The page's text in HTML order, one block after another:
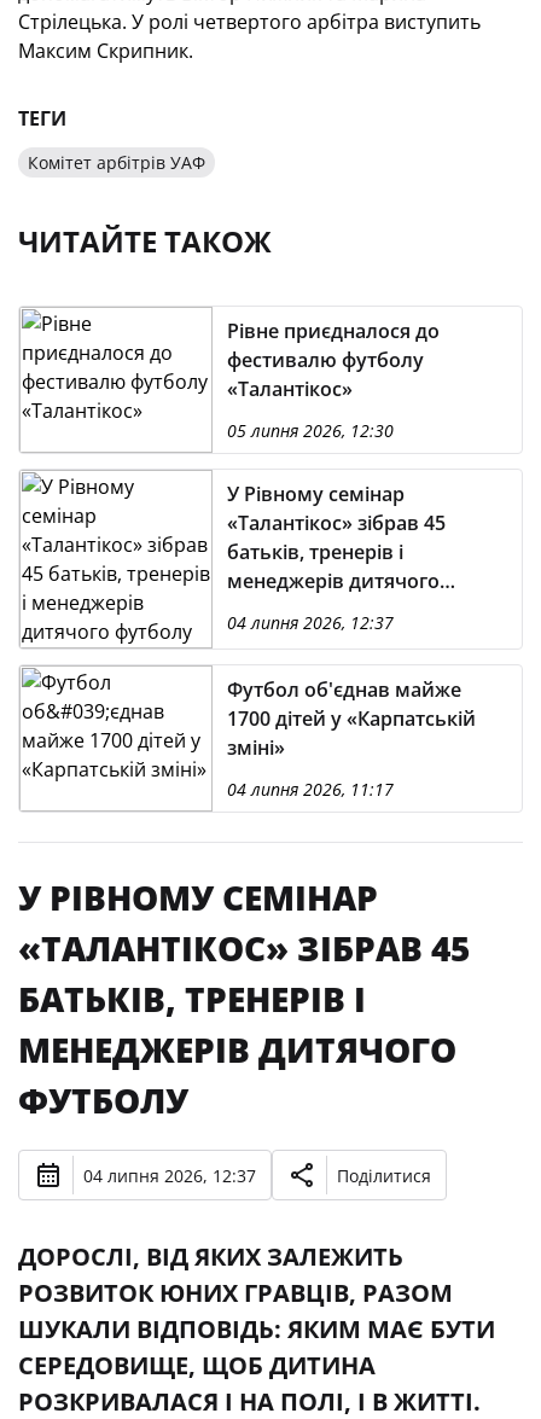
Стрілецька. У ролі четвертого арбітра виступить
Максим Скрипник.
ТЕГИ
Комітет арбітрів УАФ
ЧИТАЙТЕ ТАКОЖ
Рівне приєдналося до
фестивалю футболу
«Талантікос»
05 липня 2026, 12:30
У Рівному семінар
«Талантікос» зібрав 45
батьків, тренерів і
менеджерів дитячого
04 липня 2026, 12:37
Футбол об'єднав майже
1700 дітей у «Карпатській
зміні»
04 липня 2026, 11:17
У РІВНОМУ СЕМІНАР
«ТАЛАНТІКОС» ЗІБРАВ 45
БАТЬКІВ, ТРЕНЕРІВ І
МЕНЕДЖЕРІВ ДИТЯЧОГО
ФУТБОЛУ
04 липня 2026, 12:37 Поділитися
ДОРОСЛІ, ВІД ЯКИХ ЗАЛЕЖИТЬ
РОЗВИТОК ЮНИХ ГРАВЦІВ, РАЗОМ
ШУКАЛИ ВІДПОВІДЬ: ЯКИМ МАЄ БУТИ
СЕРЕДОВИЩЕ, ЩОБ ДИТИНА
РОЗКРИВАЛАСЯ І НА ПОЛІ, І В ЖИТТІ.